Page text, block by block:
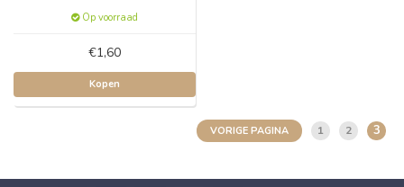
Op voorraad
€1,60
Kopen
VORIGE PAGINA 1 2 3